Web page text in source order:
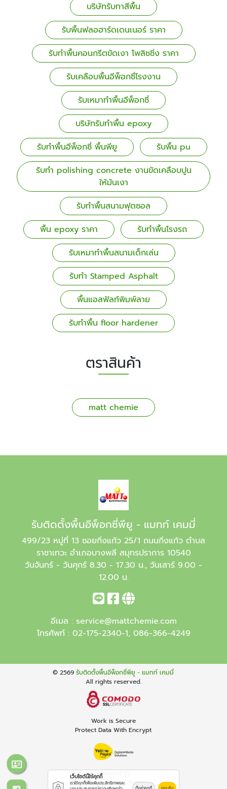
บริษัทรับทาสีพื้น
รับพื้นฟลอฮาร์ดเดนเนอร์ ราคา
รับทำพื้นคอนกรีตขัดเงา โพลิชชิ่ง ราคา
รับเคลือบพื้นอีพ็อกซี่โรงงาน
รับเหมาทำพื้นอีพ็อกซี่
บริษัทรับทำพื้น epoxy
รับทำพื้นอีพ็อกซี่ พื้นพียู
รับพื้น pu
รับทำ polishing concrete งานขัดเคลือบปูน
ให้มันเงา
รับทำพื้นสนามฟุตซอล
พื้น epoxy ราคา
รับทำพื้นโรงรถ
รับเหมาทำพื้นสนามเด็กเล่น
รับทำ Stamped Asphalt
พื้นแอสฟัลท์พิมพ์ลาย
รับทำพื้น floor hardener
ตราสินค้า
matt chemie
รับติดตั้งพื้นอีพ็อกซี่พียู - แมทท์ เคมมี่
499/23 หมู่ที่ 13 ซอยกิ่งแก้ว 25/1 ถนนกิ่งแก้ว ตำบล
ราชาเทวะ อำเภอบางพลี สมุทรปราการ 10540
วันจันทร์ - วันศุกร์ 8.30 - 17.30 น., วันเสาร์ 9.00 -
12.00 น.
อีเมล : service@mattchemie.com
โทรศัพท์ : 02-175-2340-1, 086-366-4249
© 2569รับติดตั้งพื้นอีพ็อกซี่พียู - แมทท์ เคมมี่
All rights reserved.
Work is Secure
Protect Data With Encrypt
Powered By
Thailand YellowPages
เว็บไซต์นี้ใช้คุกกี้
เราใช้คุกกี้เพื่อเพิ่มประสิทธิภาพและ